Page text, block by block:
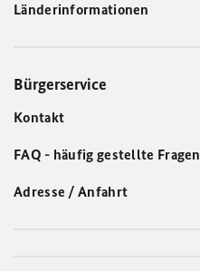
Länderinformationen
Bürgerservice
Kontakt
FAQ - häufig gestellte Fragen
Adresse / Anfahrt